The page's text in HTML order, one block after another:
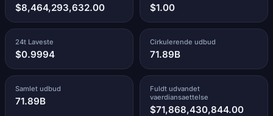
$8,464,293,632.00 $1.00
24t Laveste
$0.9994
Cirkulerende udbud
71.89B
Samlet udbud
71.89B
Fuldt udvandet
vaerdiansaettelse
$71,868,430,844.00